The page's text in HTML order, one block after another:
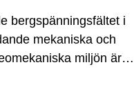
bergspänningsfältet i
mekaniska och
miljön är